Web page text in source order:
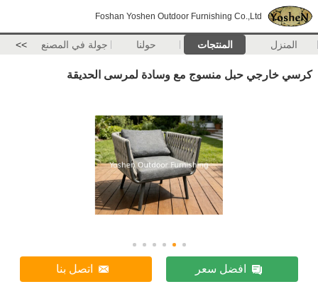
Foshan Yoshen Outdoor Furnishing Co.,Ltd
المنزل المنتجات حولنا جولة في المصنع >>
كرسي خارجي حبل منسوج مع وسادة لمرسى الحديقة
افضل سعر اتصل بنا